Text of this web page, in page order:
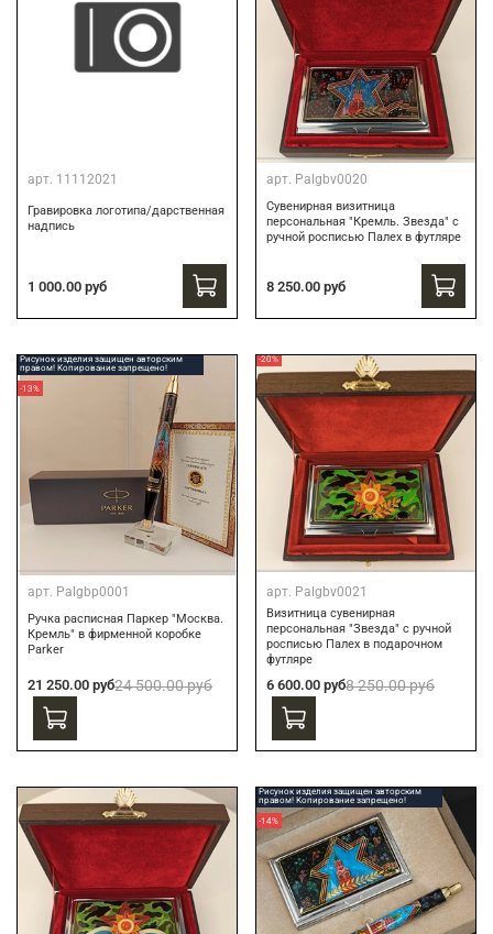
арт. 11112021
Гравировка логотипа/дарственная
надпись
1 000.00 руб
арт. Palgbv0020
Сувенирная визитница
персональная "Кремль. Звезда" с
ручной росписью Палех в футляре
8 250.00 руб
Рисунок изделия защищен авторским
правом! Копирование запрещено!
-13%
арт. Palgbp0001
Ручка расписная Паркер "Москва.
Кремль" в фирменной коробке
Parker
21 250.00 руб24 500.00 руб
-20%
арт. Palgbv0021
Визитница сувенирная
персональная "Звезда" с ручной
росписью Палех в подарочном
футляре
6 600.00 руб8 250.00 руб
Рисунок изделия защищен авторским
правом! Копирование запрещено!
-14%